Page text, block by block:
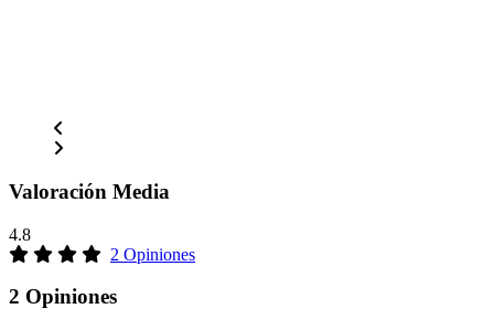
Valoración Media
4.8
2 Opiniones
2 Opiniones